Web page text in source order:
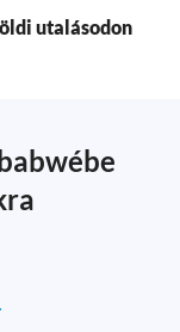
utalásodon